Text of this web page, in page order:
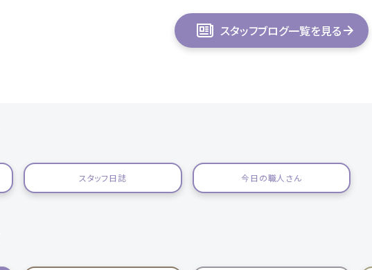
スタッフブログ一覧を見る
スタッフ日誌 今日の職人さん